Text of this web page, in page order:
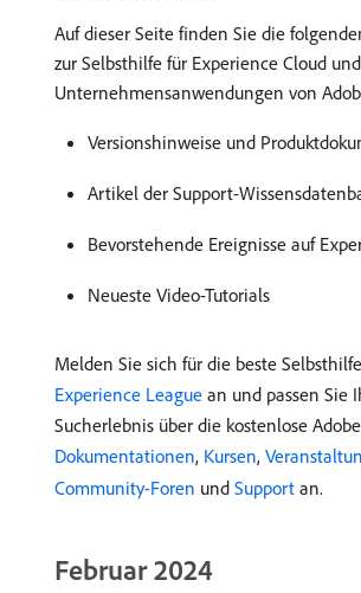
Auf dieser Seite finden Sie die
zur Selbsthilfe für Experience Cloud und
Unternehmensanwendungen von
Versionshinweise und
Artikel der Support-
Bevorstehende Ereignisse auf
Neueste Video-Tutorials
Melden Sie sich für die beste
Experience League an und passen Sie
Sucherlebnis über die kostenlose
Dokumentationen, Kursen,
Community-Foren und Support an.
Februar 2024